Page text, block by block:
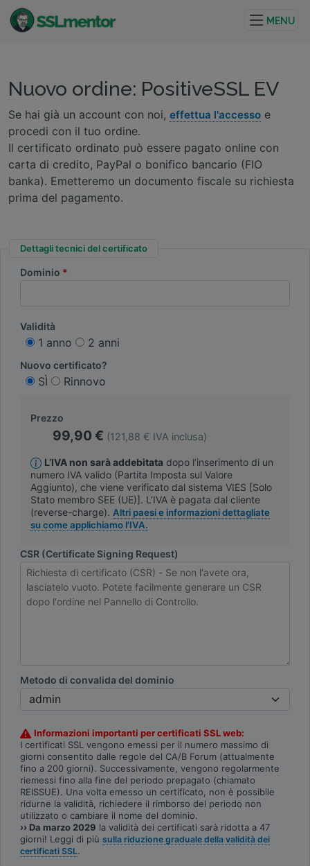
internet.
MENU
Nuovo ordine: PositiveSSL EV
Se hai già un account con noi, effettua l'accesso e
procedi con il tuo ordine.
Il certificato ordinato può essere pagato online con
carta di credito, PayPal o bonifico bancario (FIO
banka). Emetteremo un documento fiscale su richiesta
prima del pagamento.
Dettagli tecnici del certificato
Dominio
Validità
1 anno 2 anni
Nuovo certificato?
SÌ Rinnovo
Prezzo
99,90 € (121,88 € IVA inclusa)
L’IVA non sarà addebitata dopo l’inserimento di un
numero IVA valido (Partita Imposta sul Valore
Aggiunto), che viene verificato dal sistema VIES [Solo
Stato membro SEE (UE)]. L’IVA è pagata dal cliente
(reverse-charge). Altri paesi e informazioni dettagliate
su come applichiamo l'IVA.
CSR (Certificate Signing Request)
Metodo di convalida del dominio
Informazioni importanti per certificati SSL web:
I certificati SSL vengono emessi per il numero massimo di
giorni consentito dalle regole del CA/B Forum (attualmente
fino a 200 giorni). Successivamente, vengono regolarmente
riemessi fino alla fine del periodo prepagato (chiamato
REISSUE). Una volta emesso un certificato, non è possibile
ridurne la validità, richiedere il rimborso del periodo non
utilizzato o cambiare il nome del dominio.
›› Da marzo 2029 la validità dei certificati sarà ridotta a 47
giorni! Leggi di più sulla riduzione graduale della validità dei
certificati SSL.